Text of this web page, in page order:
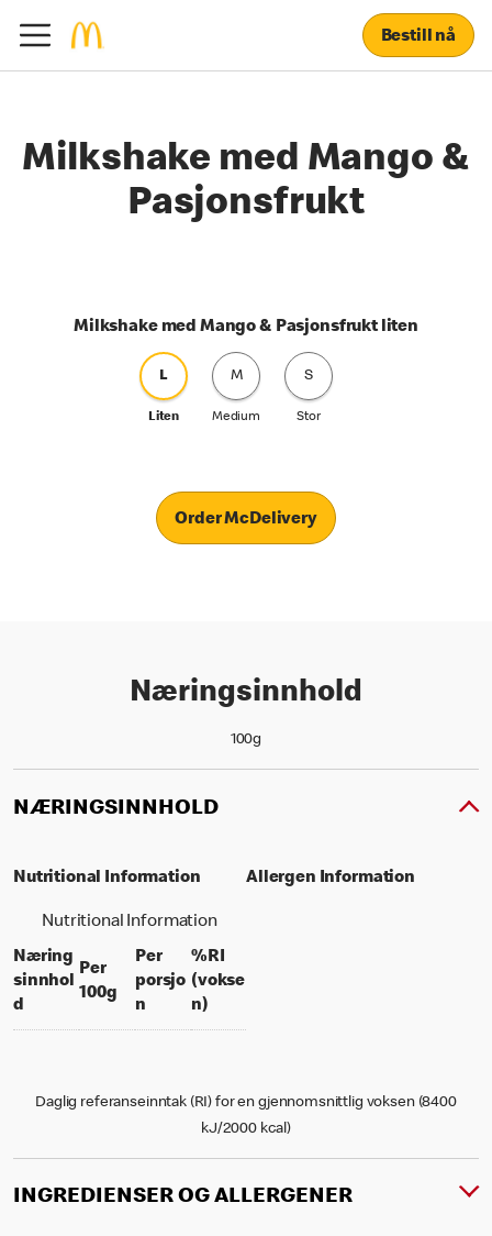
Bestill nå
Milkshake med Mango &
Pasjonsfrukt
Milkshake med Mango & Pasjonsfrukt liten
L
Liten
M
Medium
S
Stor
Order McDelivery
Næringsinnhold
100g
NÆRINGSINNHOLD
Nutritional Information
Nutritional Information
Næring
sinnhol
d
Per
100gper 100 grams
Per
porsjo
nper portion
%RI
(vokse
n)% daily value for an adult
Allergen Information
Daglig referanseinntak (RI) for en gjennomsnittlig voksen (8400
kJ/2000 kcal)
INGREDIENSER OG ALLERGENER